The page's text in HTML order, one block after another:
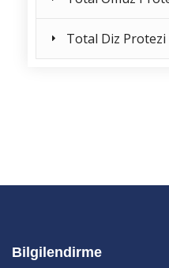
Total Diz Protezi
Bilgilendirme